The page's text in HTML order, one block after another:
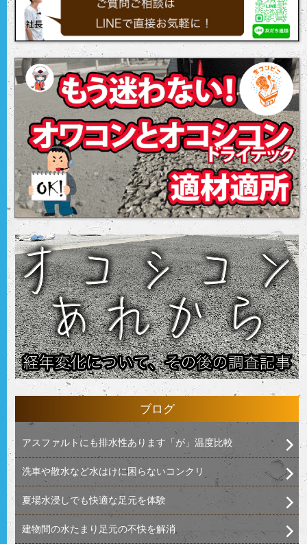
ブログ
アスファルトにも排水性あります「が」温度比較
洗車や散水など水はけに困らないコンクリ
夏場水浸しでも快適な足元を体験
建物間の水たまり足元の不快を解消